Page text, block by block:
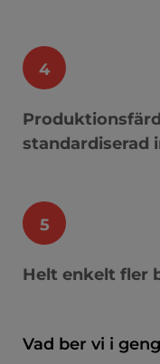
4
standardiserad
5
Helt enkelt fler
Vad ber vi i